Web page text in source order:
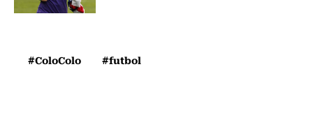
#ColoColo #futbol